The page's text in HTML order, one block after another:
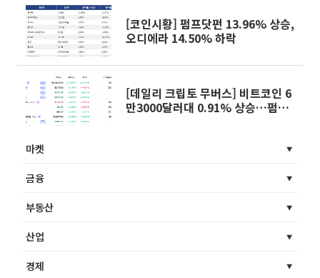
[코인시황] 펌프닷펀 13.96% 상승,
오디에라 14.50% 하락
[데일리 크립토 무버스] 비트코인 6
만3000달러대 0.91% 상승…펌프
마켓
금융
부동산
산업
경제